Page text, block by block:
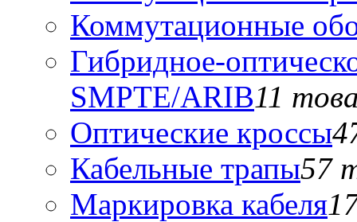
Коммутационные
Гибридное-
SMPTE/ARIB11
Оптические кроссы
Кабельные трапы57
Маркировка кабеля